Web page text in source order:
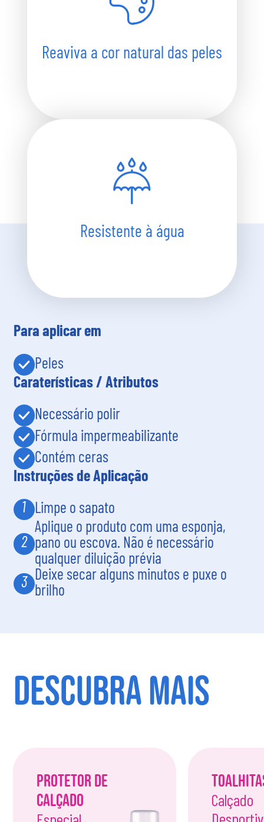
Reaviva a cor natural das peles
Resistente à água
Para aplicar em
Peles
Caraterísticas / Atributos
Necessário polir
Fórmula impermeabilizante
Contém ceras
Instruções de Aplicação
1
Limpe o sapato
2
Aplique o produto com uma esponja,
pano ou escova. Não é necessário
qualquer diluição prévia
3 Deixe secar alguns minutos e puxe o
brilho
DESCUBRA MAIS
Protetor de
Calçado
Calçado